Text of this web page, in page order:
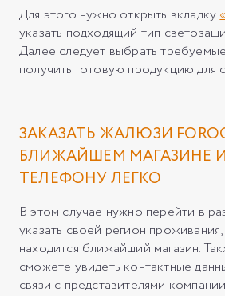
Для этого нужно открыть вкладку
указать подходящий тип
Далее следует выбрать
получить готовую продукцию для
ЗАКАЗАТЬ ЖАЛЮЗИ
БЛИЖАЙШЕМ МАГАЗИНЕ
ТЕЛЕФОНУ ЛЕГКО
В этом случае нужно перейти в
указать своей регион
находится ближайший магазин.
сможете увидеть контактные
связи с представителями